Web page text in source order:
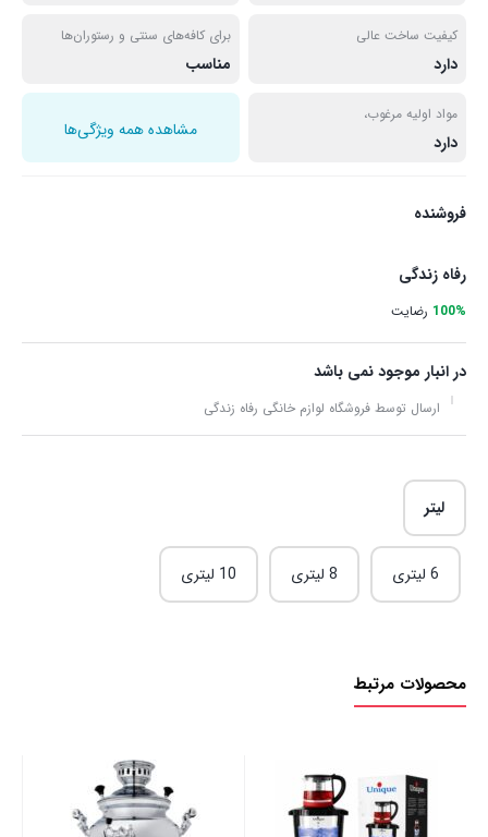
کیفیت ساخت عالی
دارد
برای کافه‌های سنتی و رستوران‌ها
مناسب
مواد اولیه مرغوب،
دارد
مشاهده همه ویژگی‌ها
فروشنده
رفاه زندگی
100% رضایت
در انبار موجود نمی باشد
ارسال توسط فروشگاه لوازم خانگی رفاه زندگی
لیتر
6 لیتری 8 لیتری 10 لیتری
محصولات مرتبط